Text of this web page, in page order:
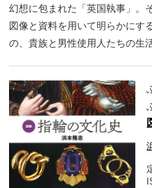
幻想に包まれた「英国執事」。
図像と資料を用いて明らかにす
の、貴族と男性使用人たちの生